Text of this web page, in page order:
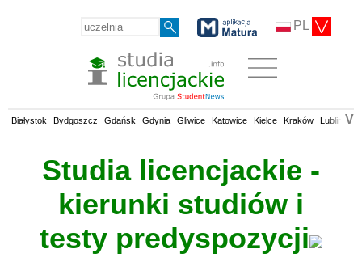
PL
Białystok Bydgoszcz Gdańsk Gdynia Gliwice Katowice Kielce Kraków Lublin V
Studia licencjackie -
kierunki studiów i
testy predyspozycji